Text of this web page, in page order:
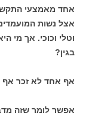
אחד מאמצעי
אצל נשות
וטלי וכוכי. אך מי
בגין?
אף אחד לא זכר אף
אפשר לומר שזה